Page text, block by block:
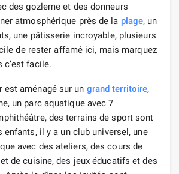
des gozleme et des donneurs
atmosphérique près de la plage, un
une pâtisserie incroyable, plusieurs
de rester affamé ici, mais marquez
c’est facile.
r est aménagé sur un grand territoire,
un parc aquatique avec 7
des terrains de sport sont
enfants, il y a un club universel, une
avec des ateliers, des cours de
de cuisine, des jeux éducatifs et des